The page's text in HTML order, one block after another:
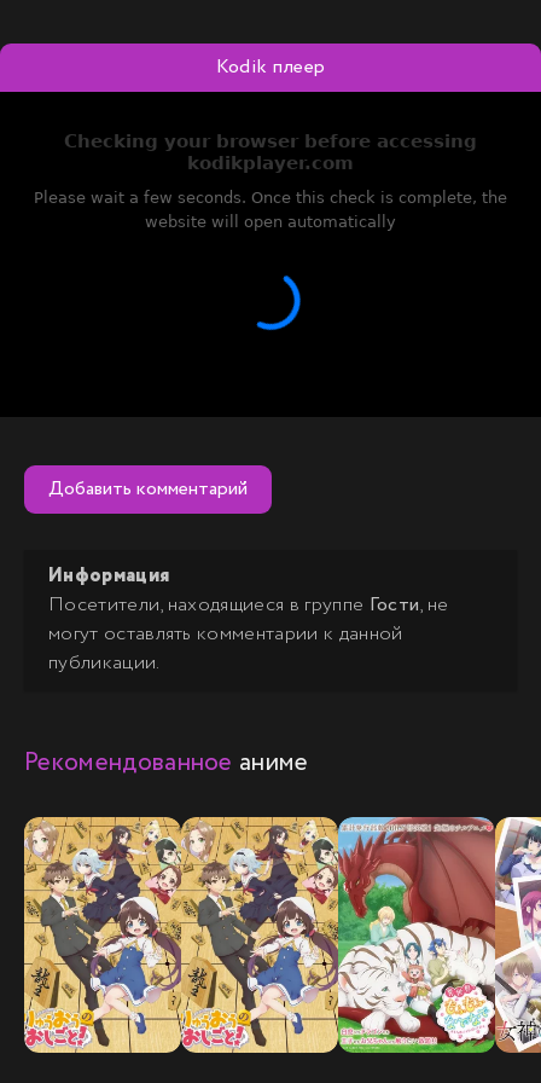
Kodik плеер
Добавить комментарий
Информация
Посетители, находящиеся в группе Гости, не
могут оставлять комментарии к данной
публикации.
Рекомендованное аниме